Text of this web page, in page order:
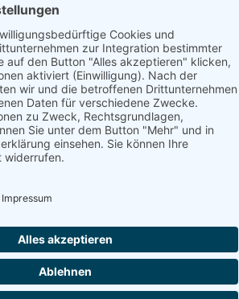
Suchen
Nortorf und Umland e.V.